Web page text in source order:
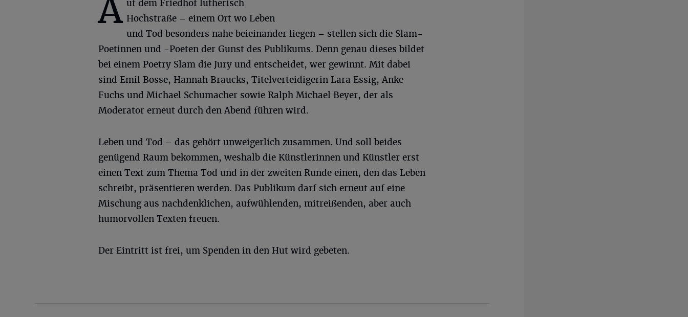
A uf dem Friedhof lutherisch
Hochstraße – einem Ort wo Leben
und Tod besonders nahe beieinander liegen – stellen sich die Slam-
Poetinnen und -Poeten der Gunst des Publikums. Denn genau dieses bildet
bei einem Poetry Slam die Jury und entscheidet, wer gewinnt. Mit dabei
sind Emil Bosse, Hannah Braucks, Titelverteidigerin Lara Essig, Anke
Fuchs und Michael Schumacher sowie Ralph Michael Beyer, der als
Moderator erneut durch den Abend führen wird.
Leben und Tod – das gehört unweigerlich zusammen. Und soll beides
genügend Raum bekommen, weshalb die Künstlerinnen und Künstler erst
einen Text zum Thema Tod und in der zweiten Runde einen, den das Leben
schreibt, präsentieren werden. Das Publikum darf sich erneut auf eine
Mischung aus nachdenklichen, aufwühlenden, mitreißenden, aber auch
humorvollen Texten freuen.
Der Eintritt ist frei, um Spenden in den Hut wird gebeten.